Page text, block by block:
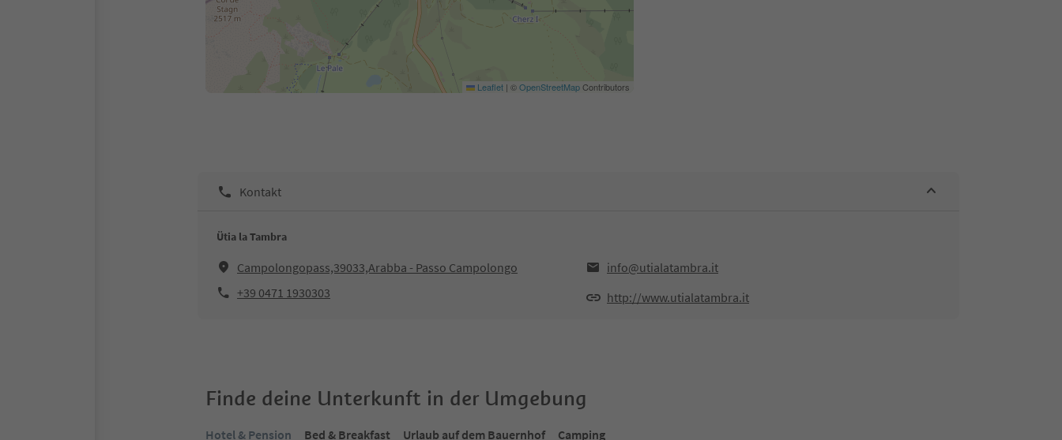
Leaflet | ©OpenStreetMapContributors
Kontakt
Ütia la Tambra
Campolongopass,39033,Arabba - Passo Campolongo
info@utialatambra.it
+39 0471 1930303
http://www.utialatambra.it
Finde deine Unterkunft in der Umgebung
Hotel & Pension Bed & Breakfast Urlaub auf dem Bauernhof Camping